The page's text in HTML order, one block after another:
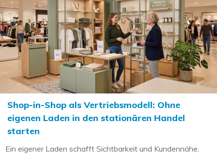
Shop-in-Shop als Vertriebsmodell: Ohne
eigenen Laden in den stationären Handel
starten
Ein eigener Laden schafft Sichtbarkeit und Kundennähe,